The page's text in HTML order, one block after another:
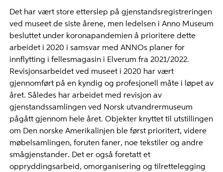
Det har vært store etterslep på gjenstandsregistreringen
ved museet de siste årene, men ledelsen i Anno Museum
besluttet under koronapandemien å prioritere dette
arbeidet i 2020 i samsvar med ANNOs planer for
innflytting i fellesmagasin i Elverum fra 2021/2022.
Revisjonsarbeidet ved museet i 2020 har vært
gjennomført på en kyndig og profesjonell måte i løpet av
året. Således har arbeidet med revisjon av
gjenstandssamlingen ved Norsk utvandrermuseum
pågått gjennom hele året. Objekter knyttet til utstillingen
om Den norske Amerikalinjen ble først prioritert, videre
møbelsamlingen, foruten faner, noe tekstiler og andre
smågjenstander. Det er også foretatt et
oppryddingsarbeid, omorganisering og tilrettelegging